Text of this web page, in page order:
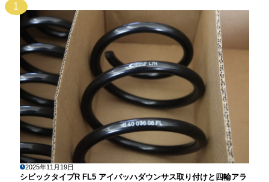
1
2025年11月19日
シビックタイプR FL5 アイバッハダウンサス取り付けと四輪アラ